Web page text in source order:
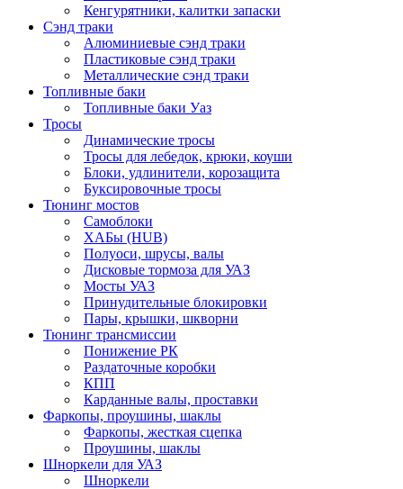
Кенгурятники, калитки запаски
Сэнд траки
Алюминиевые сэнд траки
Пластиковые сэнд траки
Металлические сэнд траки
Топливные баки
Топливные баки Уаз
Тросы
Динамические тросы
Тросы для лебедок, крюки, коуши
Блоки, удлинители, корозащита
Буксировочные тросы
Тюнинг мостов
Самоблоки
ХАБы (HUB)
Полуоси, шрусы, валы
Дисковые тормоза для УАЗ
Мосты УАЗ
Принудительные блокировки
Пары, крышки, шкворни
Тюнинг трансмиссии
Понижение РК
Раздаточные коробки
КПП
Карданные валы, проставки
Фаркопы, проушины, шаклы
Фаркопы, жесткая сцепка
Проушины, шаклы
Шноркели для УАЗ
Шноркели